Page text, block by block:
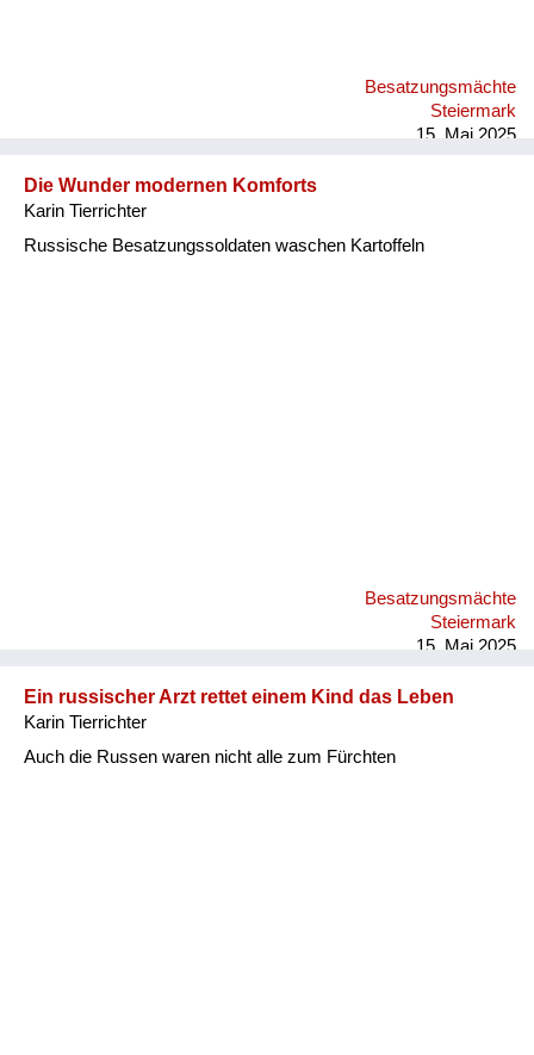
Besatzungsmächte
Steiermark
15. Mai 2025
Die Wunder modernen Komforts
Karin Tierrichter
Russische Besatzungssoldaten waschen Kartoffeln
Besatzungsmächte
Steiermark
15. Mai 2025
Ein russischer Arzt rettet einem Kind das Leben
Karin Tierrichter
Auch die Russen waren nicht alle zum Fürchten